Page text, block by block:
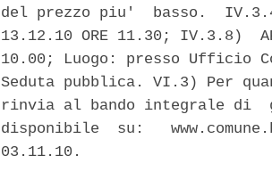
del prezzo piu'  basso.  IV.3.4)
13.12.10 ORE 11.30; IV.3.8)
10.00; Luogo: presso
Seduta pubblica. VI.3) Per
rinvia al bando integrale di
disponibile  su:
03.11.10.